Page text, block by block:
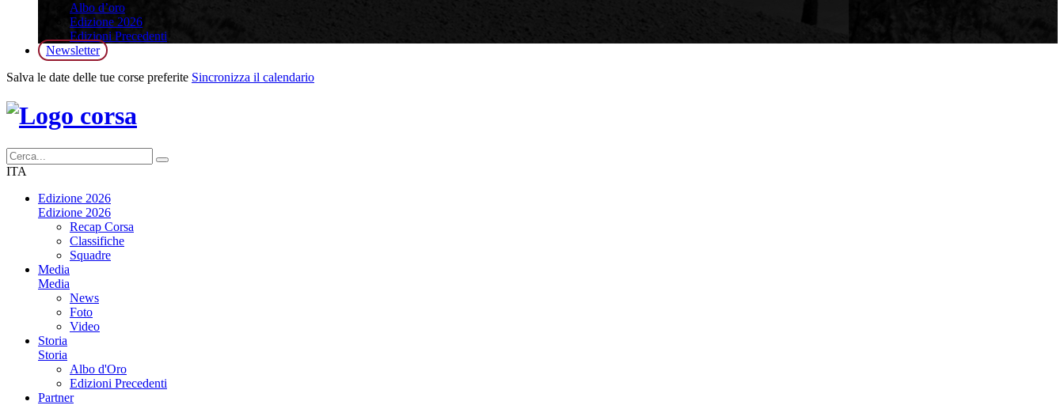
Albo d’oro
Edizione 2026
Edizioni Precedenti
Newsletter
Salva le date delle tue corse preferite Sincronizza il calendario
ITA
Edizione 2026
Edizione 2026
Recap Corsa
Classifiche
Squadre
Media
Media
News
Foto
Video
Storia
Storia
Albo d'Oro
Edizioni Precedenti
Partner